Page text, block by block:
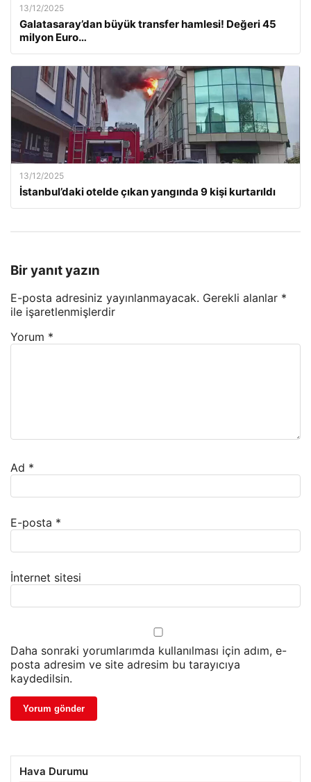
13/12/2025
Galatasaray’dan büyük transfer hamlesi! Değeri 45
milyon Euro…
13/12/2025
İstanbul’daki otelde çıkan yangında 9 kişi kurtarıldı
Bir yanıt yazın
E-posta adresiniz yayınlanmayacak. Gerekli alanlar *
ile işaretlenmişlerdir
Yorum *
Ad *
E-posta *
İnternet sitesi
Daha sonraki yorumlarımda kullanılması için adım, e-
posta adresim ve site adresim bu tarayıcıya
kaydedilsin.
Hava Durumu